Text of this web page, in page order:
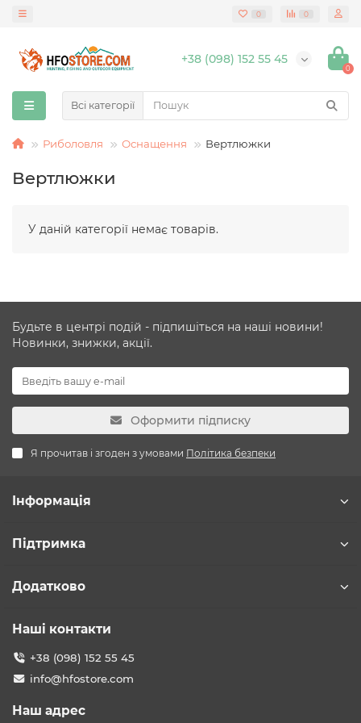
0 0
+38 (098) 152 55 45
0
Всі категорії
Риболовля Оснащення Вертлюжки
Вертлюжки
У даній категорії немає товарів.
Будьте в центрі подій - підпишіться на наші новини!
Новинки, знижки, акції.
Оформити підписку
Я прочитав і згоден з умовами Політика безпеки
Інформація
Підтримка
Додатково
Наші контакти
+38 (098) 152 55 45
info@hfostore.com
Наш адрес